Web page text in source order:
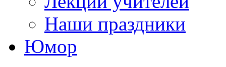
Наши праздники
Юмор